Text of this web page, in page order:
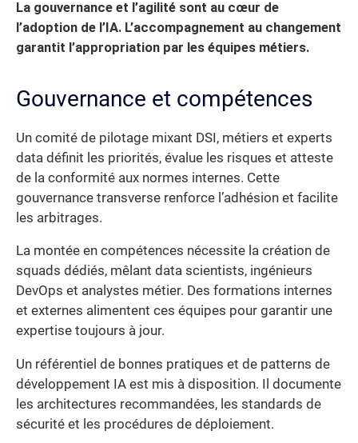
La gouvernance et l’agilité sont au cœur de
l’adoption de l’IA. L’accompagnement au changement
garantit l’appropriation par les équipes métiers.
Gouvernance et compétences
Un comité de pilotage mixant DSI, métiers et experts
data définit les priorités, évalue les risques et atteste
de la conformité aux normes internes. Cette
gouvernance transverse renforce l’adhésion et facilite
les arbitrages.
La montée en compétences nécessite la création de
squads dédiés, mêlant data scientists, ingénieurs
DevOps et analystes métier. Des formations internes
et externes alimentent ces équipes pour garantir une
expertise toujours à jour.
Un référentiel de bonnes pratiques et de patterns de
développement IA est mis à disposition. Il documente
les architectures recommandées, les standards de
sécurité et les procédures de déploiement.